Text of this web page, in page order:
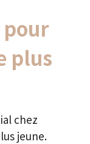
pour
plus
chez
jeune.